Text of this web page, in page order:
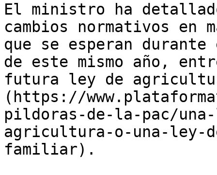
El ministro ha
cambios normativos en
que se esperan
de este mismo año,
futura ley de
(https://
pildoras-de-la-pac/
agricultura-o-una-ley-
familiar).